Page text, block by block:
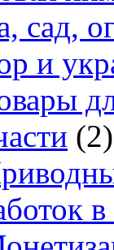
сад,
и
(2)